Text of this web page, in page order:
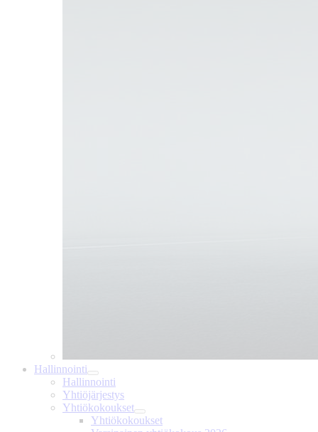
Hallinnointi
Hallinnointi
Yhtiöjärjestys
Yhtiökokoukset
Yhtiökokoukset